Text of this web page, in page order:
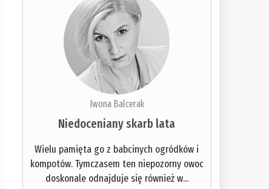
Iwona Balcerak
Niedoceniany skarb lata
Wielu pamięta go z babcinych ogródków i
kompotów. Tymczasem ten niepozorny owoc
doskonale odnajduje się również w...